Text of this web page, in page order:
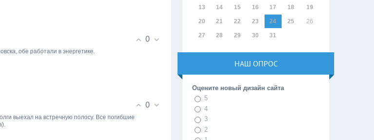
0
обе работали в энергетике.
0
выехал на встречную полосу. Все погибшие
13 14 15 16 17 18 19
20 21 22 23 24 25 26
27 28 29 30 31
НАШ ОПРОС
Оцените новый дизайн сайта
5
4
3
2